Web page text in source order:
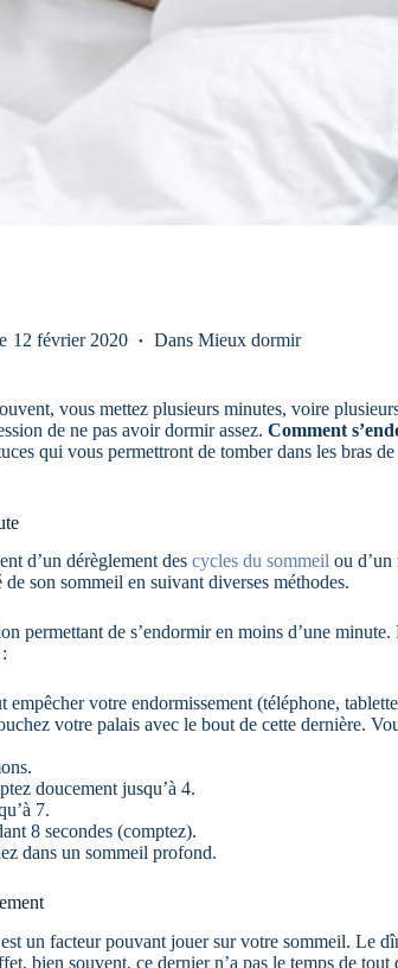
12 février 2020 Dans Mieux dormir
vous mettez plusieurs minutes, voire
de ne pas avoir dormir assez. Comment
qui vous permettront de tomber dans les bras
d’un dérèglement des cycles du sommeil ou d’un
son sommeil en suivant diverses méthodes.
permettant de s’endormir en moins d’une
votre endormissement (téléphone,
votre palais avec le bout de cette dernière.
doucement jusqu’à 4.
7.
8 secondes (comptez).
dans un sommeil profond.
un facteur pouvant jouer sur votre sommeil. Le
bien souvent, ce dernier n’a pas le temps de tout